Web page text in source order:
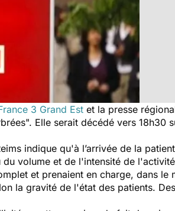
3 Grand Est et la presse
". Elle serait décédé vers 18h30
indique qu'à l’arrivée de la
volume et de l'intensité de
et prenaient en charge, dans le
la gravité de l'état des patients.